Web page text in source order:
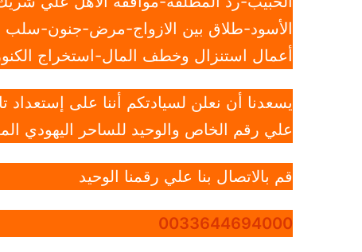
الأسود-طلاق بين الازواج-مرض-جنون-سلب
أعمال استنزال وخطف المال-استخراج
يسعدنا أن نعلن لسيادتكم أننا على
علي رقم الخاص والوحيد للساحر اليهودي
قم بالاتصال بنا علي رقمنا الوحيد
0033644694000